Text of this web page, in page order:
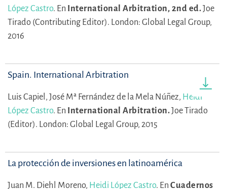
López Castro. En International Arbitration, 2nd ed.Joe
Tirado (Contributing Editor). London: Global Legal Group,
2016
Spain. International Arbitration
Luis Capiel, José Mª Fernández de la Mela Núñez, Heidi
López Castro. En International Arbitration.Joe Tirado
(Editor). London: Global Legal Group, 2015
La protección de inversiones en latinoamérica
Juan M. Diehl Moreno, Heidi López Castro. En Cuadernos